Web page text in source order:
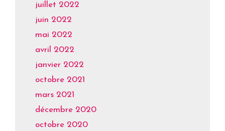
juillet 2022
juin 2022
mai 2022
avril 2022
janvier 2022
octobre 2021
mars 2021
décembre 2020
octobre 2020